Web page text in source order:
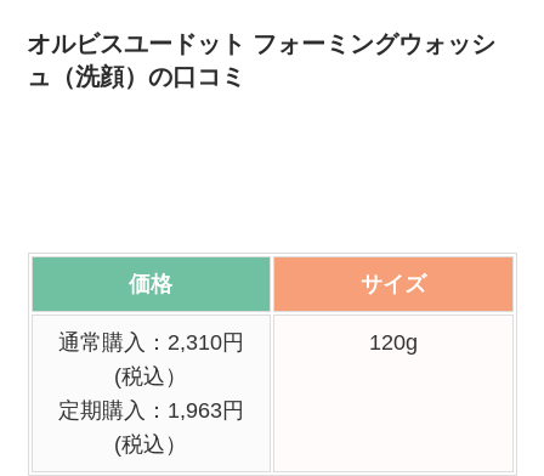
オルビスユードット フォーミングウォッシ
ュ（洗顔）の口コミ
価格 サイズ
通常購入： 2,310円
(税込）
定期購入：1,963円
(税込）
120g